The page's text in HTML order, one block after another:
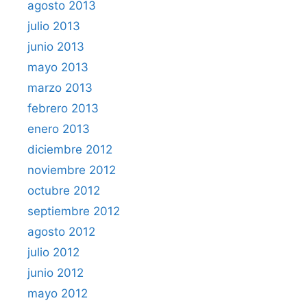
agosto 2013
julio 2013
junio 2013
mayo 2013
marzo 2013
febrero 2013
enero 2013
diciembre 2012
noviembre 2012
octubre 2012
septiembre 2012
agosto 2012
julio 2012
junio 2012
mayo 2012